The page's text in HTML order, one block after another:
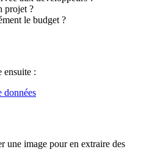
projet ?
le budget ?
ensuite :
données
une image pour en extraire des